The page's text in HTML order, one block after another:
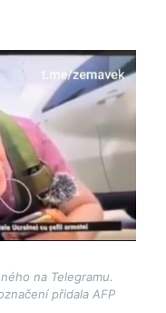
na Telegramu.
přidala AFP